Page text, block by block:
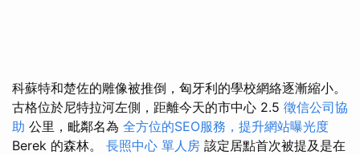
科蘇特和楚佐的雕像被推倒，匈牙利的學校網絡逐漸縮小。
古格位於尼特拉河左側，距離今天的市中心 2.5 徵信公司協
助 公里，毗鄰名為 全方位的SEO服務，提升網站曝光度
Berek 的森林。 長照中心 單人房 該定居點首次被提及是在